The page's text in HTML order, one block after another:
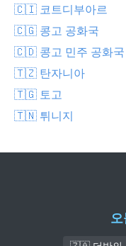
🇨🇮 코트디부아르
🇨🇬 콩고 공화국
🇨🇩 콩고 민주 공화국
🇹🇿 탄자니아
🇹🇬 토고
🇹🇳 튀니지
오